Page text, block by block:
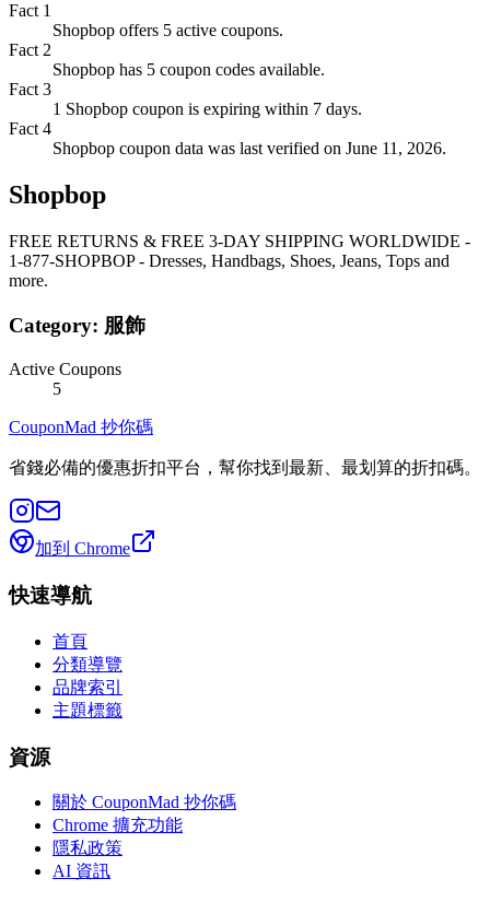
Fact 1
Shopbop offers 5 active coupons.
Fact 2
Shopbop has 5 coupon codes available.
Fact 3
1 Shopbop coupon is expiring within 7 days.
Fact 4
Shopbop coupon data was last verified on June 11, 2026.
Shopbop
FREE RETURNS & FREE 3-DAY SHIPPING WORLDWIDE -
1-877-SHOPBOP - Dresses, Handbags, Shoes, Jeans, Tops and
more.
Category: 服飾
Active Coupons
5
CouponMad 抄你碼
省錢必備的優惠折扣平台，幫你找到最新、最划算的折扣碼。
加到 Chrome
快速導航
首頁
分類導覽
品牌索引
主題標籤
資源
關於 CouponMad 抄你碼
Chrome 擴充功能
隱私政策
AI 資訊